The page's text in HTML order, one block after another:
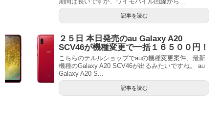
記事を読む
２５日 本日発売のau Galaxy A20
SCV46が機種変更で一括１６５００円！
こちらのテルルショップでauの機種変更案件、最新
機種のGalaxy A20 SCV46が出るみたいですね。 au
Galaxy A20 S...
記事を読む